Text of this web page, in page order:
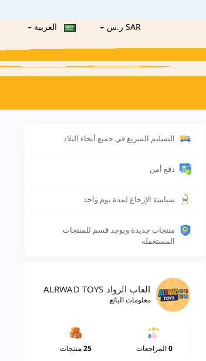
SAR ر.س العربية
التسليم السريع في جميع أنحاء البلاد
دفع أمن
سياسة الإرجاع لمدة يوم واحد
منتجات جديدة ويوجد قسم للمنتجات
المستعملة
العاب الرواد ALRWAD TOYS
معلومات البائع
0المراجعات 25منتجات